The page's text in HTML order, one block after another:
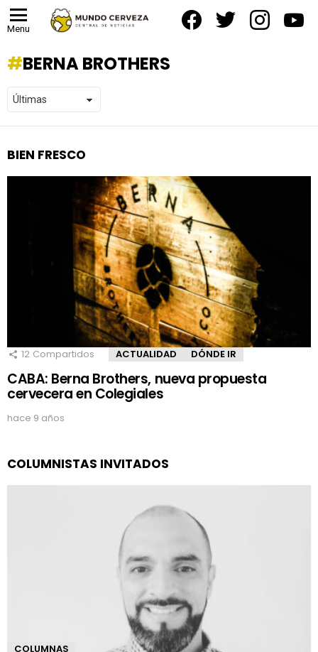
Menu
BERNA BROTHERS
BIEN FRESCO
12 Compartidos ACTUALIDAD DÓNDE IR
CABA: Berna Brothers, nueva propuesta
cervecera en Colegiales
hace 9 años
COLUMNISTAS INVITADOS
COLUMNAS